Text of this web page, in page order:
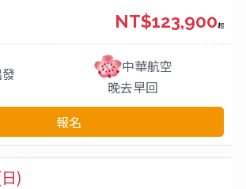
中華航空
晚去早回
NT$123,900起
報名
)